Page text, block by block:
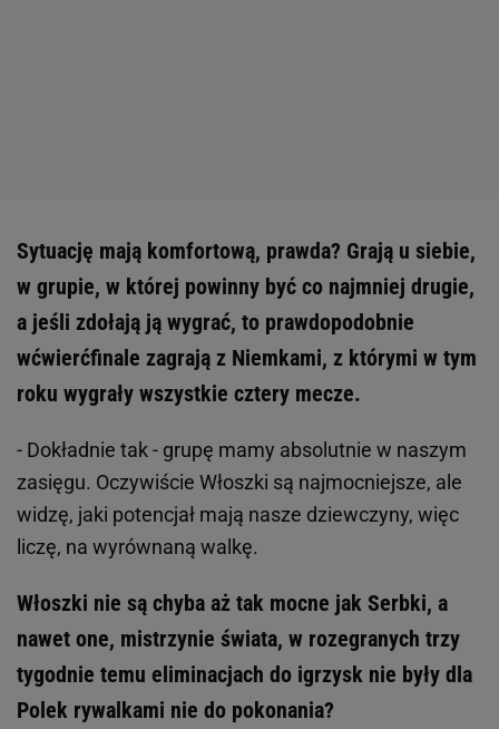
Sytuację mają komfortową, prawda? Grają u siebie,
w grupie, w której powinny być co najmniej drugie,
a jeśli zdołają ją wygrać, to prawdopodobnie
wćwierćfinale zagrają z Niemkami, z którymi w tym
roku wygrały wszystkie cztery mecze.
- Dokładnie tak - grupę mamy absolutnie w naszym
zasięgu. Oczywiście Włoszki są najmocniejsze, ale
widzę, jaki potencjał mają nasze dziewczyny, więc
liczę, na wyrównaną walkę.
Włoszki nie są chyba aż tak mocne jak Serbki, a
nawet one, mistrzynie świata, w rozegranych trzy
tygodnie temu eliminacjach do igrzysk nie były dla
Polek rywalkami nie do pokonania?